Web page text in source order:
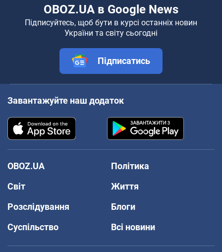
OBOZ.UA в Google News
Підписуйтесь, щоб бути в курсі останніх новин
України та світу сьогодні
Підписатись
Завантажуйте наш додаток
OBOZ.UA
Політика
Світ
Життя
Розслідування
Блоги
Суспільство
Всі новини